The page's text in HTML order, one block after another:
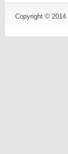
Copyright © 2014